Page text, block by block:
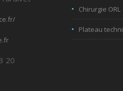
20
Chirurgie ORL
Plateau